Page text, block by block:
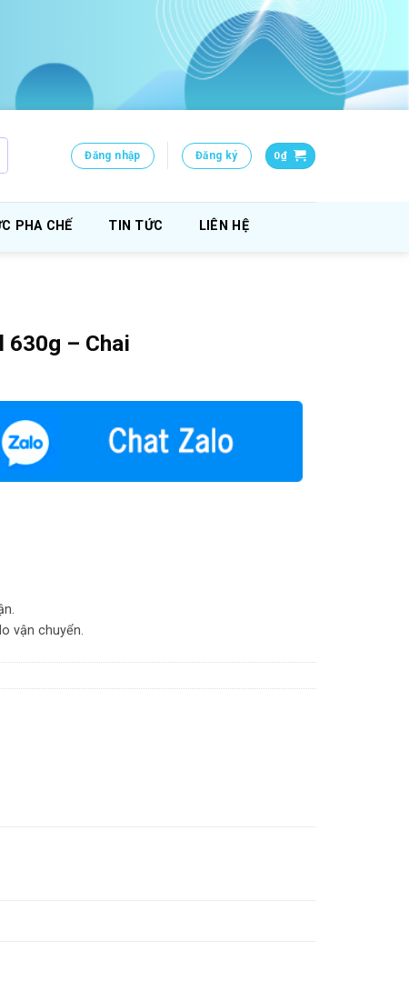
Đăng nhập Đăng ký 0₫
PHA CHẾ TIN TỨC LIÊN HỆ
630g – Chai
vận chuyển.